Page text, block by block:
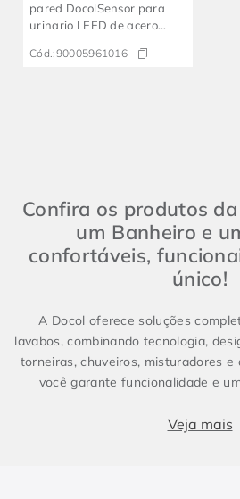
pared DocolSensor para
urinario LEED de acero
DocolElectric
Cód.:90005961016
Confira os produtos
um Banheiro e
confortáveis,
único!
A Docol oferece soluções
lavabos, combinando tecnologia,
torneiras, chuveiros, misturadores e
você garante funcionalidade e
Produtos essenciais para
Veja mais